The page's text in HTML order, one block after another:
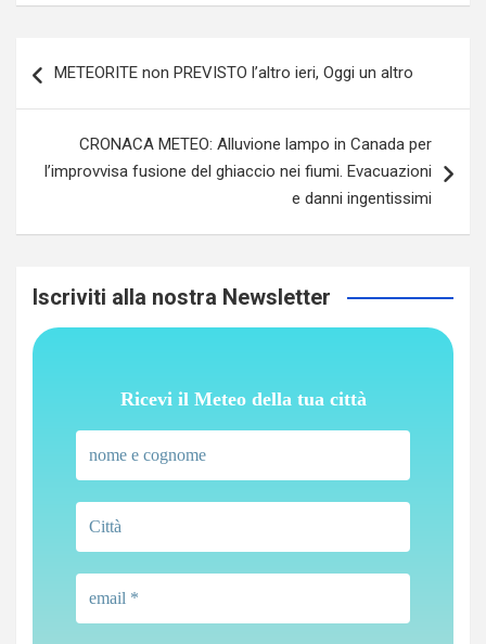
articoli
METEORITE non PREVISTO l’altro ieri, Oggi un altro
CRONACA METEO: Alluvione lampo in Canada per
l’improvvisa fusione del ghiaccio nei fiumi. Evacuazioni
e danni ingentissimi
Iscriviti alla nostra Newsletter
Ricevi il Meteo della tua città